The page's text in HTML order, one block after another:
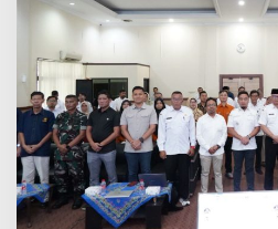
d
a
n
a
k
a